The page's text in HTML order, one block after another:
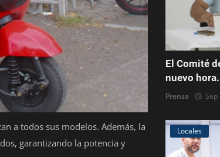
a todos sus modelos. Además, la
garantizando la potencia y
El Comité
nuevo
Prensa Sep
Locales